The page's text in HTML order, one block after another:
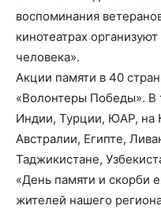
воспоминания
кинотеатрах
человека».
Акции памяти в 40
«Волонтеры Победы». В
Индии, Турции, ЮАР, на
Австралии, Египте,
Таджикистане,
«День памяти и скорби
жителей нашего